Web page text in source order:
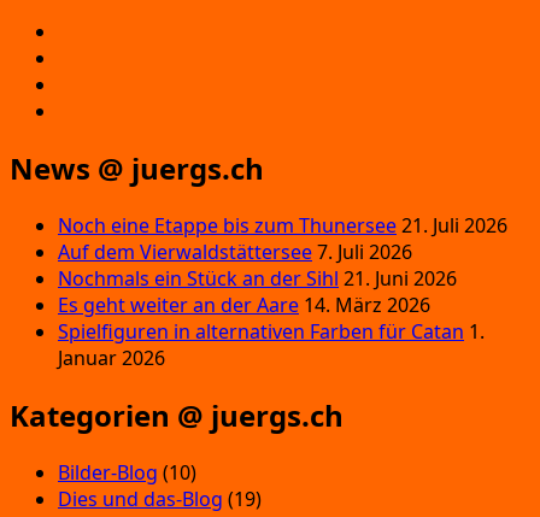
News @ juergs.ch
Noch eine Etappe bis zum Thunersee21. Juli 2026
Auf dem Vierwaldstättersee7. Juli 2026
Nochmals ein Stück an der Sihl 21. Juni 2026
Es geht weiter an der Aare 14. März 2026
Spielfiguren in alternativen Farben für Catan 1.
Januar 2026
Kategorien @ juergs.ch
Bilder-Blog (10)
Dies und das-Blog (19)